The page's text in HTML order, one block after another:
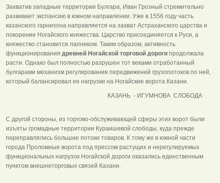
Захватив западные территории Булгара, Иван Грозный стремительно
развивает экспансию в южном направлении. Уже в 1556 году часть
казанского гарнизона направляется на захват Астраханского царства и
покорение Ногайского княжества. Царство присоединяется к Руси, а
княжество становится лапником. Таким образом, активность
функционирования древней Ногайской торговой дороги продолжала
расти. Однако был полностью разрушен тот веками отработанный
булгарами механизм регулирования передвижений грузопотоков по ней,
который балансировал ее нагрузки на Ногайские ворота Казани.
КАЗАНЬ - ИГУМНОВА СЛОБОДА
С другой стороны, из торгово-обслуживающей сферы этих ворот были
изъяты громадные территории Кураишевой слободы, куда прежде
переправлялись большие потоки товаров. К тому же в южной части
города Проломные ворота под прессом растущих и нерегулируемых
функциональных нагрузок Ногайской дороги оказались единственным
пунктом внешнеторговых связей Казани.